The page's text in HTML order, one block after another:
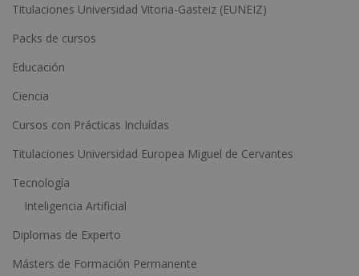
r
n
i
v
e
Titulaciones Universidad Vitoria-Gasteiz (EUNEIZ)
Packs de cursos
Educación
Ciencia
Cursos con Prácticas Incluídas
Titulaciones Universidad Europea Miguel de Cervantes
Tecnología
Inteligencia Artificial
Diplomas de Experto
Másters de Formación Permanente